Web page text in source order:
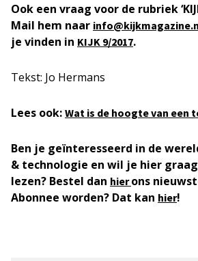
Ook een vraag voor de rubriek
Mail hem naar
je vinden in KIJK 9/2017.
Tekst: Jo Hermans
Lees ook: Wat is de hoogte van een
Ben je geïnteresseerd in de
& technologie en wil je hier
lezen? Bestel dan hierons
Abonnee worden? Dat kan hier!